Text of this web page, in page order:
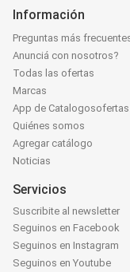
Información
Preguntas más
Anunciá con nosotros?
Todas las ofertas
Marcas
App de
Quiénes somos
Agregar catálogo
Noticias
Servicios
Suscribite al newsletter
Seguinos en Facebook
Seguinos en Instagram
Seguinos en Youtube